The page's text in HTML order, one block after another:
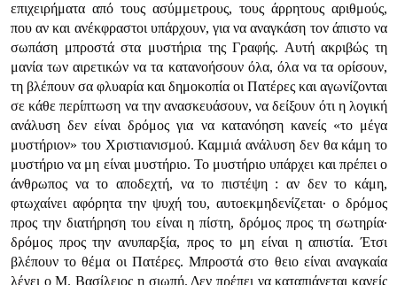
επιχειρήματα από τους ασύμμετρους, τους άρρητους αριθμούς,
που αν και ανέκφραστοι υπάρχουν, για να αναγκάση τον άπιστο να
σωπάση μπροστά στα μυστήρια της Γραφής. Αυτή ακριβώς τη
μανία των αιρετικών να τα κατανοήσουν όλα, όλα να τα ορίσουν,
τη βλέπουν σα φλυαρία και δημοκοπία οι Πατέρες και αγωνίζονται
σε κάθε περίπτωση να την ανασκευάσουν, να δείξουν ότι η λογική
ανάλυση δεν είναι δρόμος για να κατανόηση κανείς «το μέγα
μυστήριον» του Χριστιανισμού. Καμμιά ανάλυση δεν θα κάμη το
μυστήριο να μη είναι μυστήριο. Το μυστήριο υπάρχει και πρέπει ο
άνθρωπος να το αποδεχτή, να το πιστέψη : αν δεν το κάμη,
φτωχαίνει αφόρητα την ψυχή του, αυτοεκμηδενίζεται· ο δρόμος
προς την διατήρηση του είναι η πίστη, δρόμος προς τη σωτηρία·
δρόμος προς την ανυπαρξία, προς το μη είναι η απιστία. Έτσι
βλέπουν το θέμα οι Πατέρες. Μπροστά στο θειο είναι αναγκαία
λέγει ο Μ. Βασίλειος η σιωπή. Δεν πρέπει να καταπιάνεται κανείς